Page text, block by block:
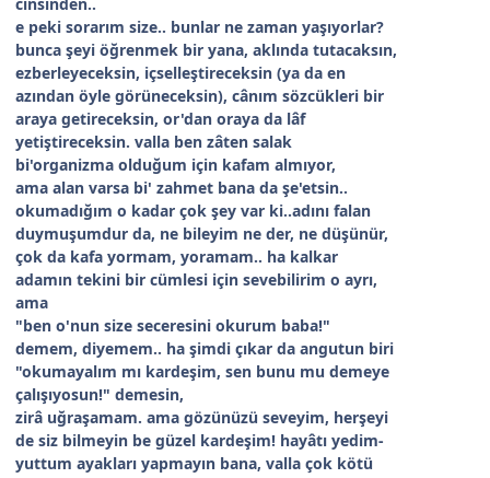
cinsinden..
e peki sorarım size.. bunlar ne zaman yaşıyorlar?
bunca şeyi öğrenmek bir yana, aklında tutacaksın,
ezberleyeceksin, içselleştireceksin (ya da en
azından öyle görüneceksin), cânım sözcükleri bir
araya getireceksin, or'dan oraya da lâf
yetiştireceksin. valla ben zâten salak
bi'organizma olduğum için kafam almıyor,
ama alan varsa bi' zahmet bana da şe'etsin..
okumadığım o kadar çok şey var ki..adını falan
duymuşumdur da, ne bileyim ne der, ne düşünür,
çok da kafa yormam, yoramam.. ha kalkar
adamın tekini bir cümlesi için sevebilirim o ayrı,
ama
"ben o'nun size seceresini okurum baba!"
demem, diyemem.. ha şimdi çıkar da angutun biri
"okumayalım mı kardeşim, sen bunu mu demeye
çalışıyosun!" demesin,
zirâ uğraşamam. ama gözünüzü seveyim, herşeyi
de siz bilmeyin be güzel kardeşim! hayâtı yedim-
yuttum ayakları yapmayın bana, valla çok kötü